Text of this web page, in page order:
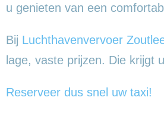
u genieten van een
Bij Luchthavenvervoer
lage, vaste prijzen. Die krijgt
Reserveer dus snel uw taxi!